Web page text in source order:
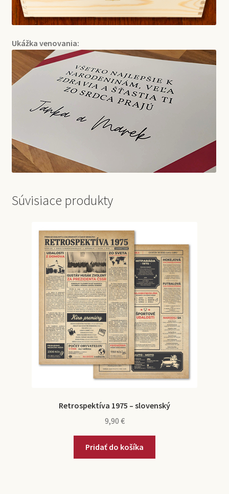
Ukážka venovania:
Súvisiace produkty
Retrospektíva 1975 – slovenský
9,90 €
Pridať do košíka